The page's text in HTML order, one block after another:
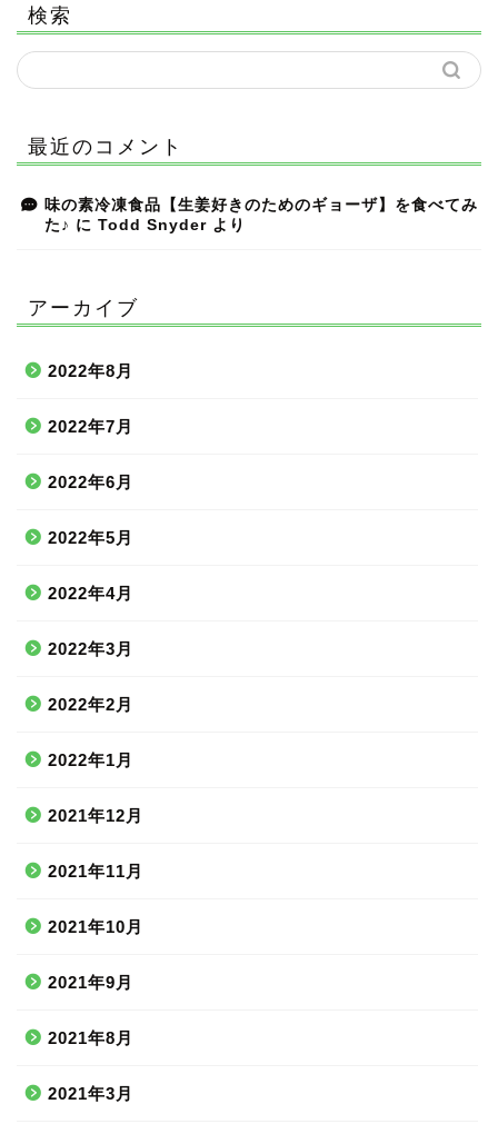
検索
最近のコメント
味の素冷凍食品【生姜好きのためのギョーザ】を食べてみ
た♪ に Todd Snyder より
アーカイブ
2022年8月
2022年7月
2022年6月
2022年5月
2022年4月
2022年3月
2022年2月
2022年1月
2021年12月
2021年11月
2021年10月
2021年9月
2021年8月
2021年3月